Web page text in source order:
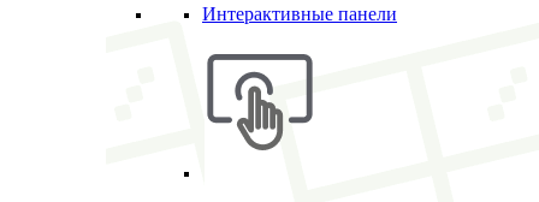
Интерактивные панели